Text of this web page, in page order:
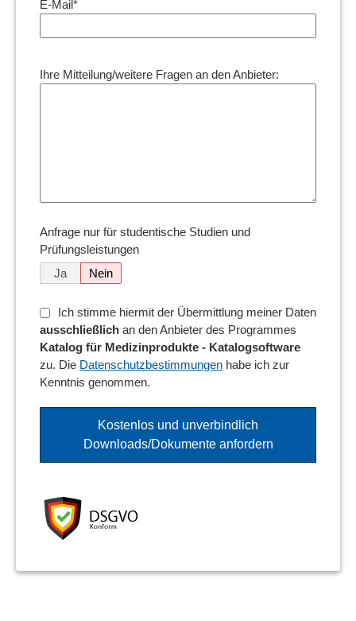
E-Mail*
Ihre Mitteilung/weitere Fragen an den Anbieter:
Anfrage nur für studentische Studien und
Prüfungsleistungen
Ja
Nein
Ich stimme hiermit der Übermittlung meiner Daten
ausschließlich an den Anbieter des Programmes
Katalog für Medizinprodukte - Katalogsoftware
zu. Die Datenschutzbestimmungen habe ich zur
Kenntnis genommen.